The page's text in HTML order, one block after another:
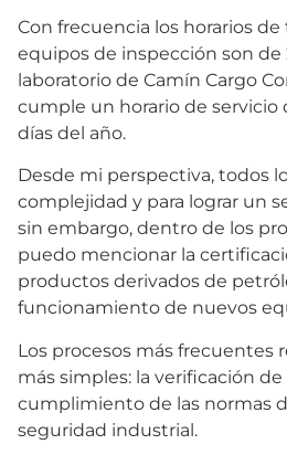
Con frecuencia los horarios de
equipos de inspección son de
laboratorio de Camín Cargo
cumple un horario de servicio
días del año.
Desde mi perspectiva, todos
complejidad y para lograr un
sin embargo, dentro de los
puedo mencionar la
productos derivados de
funcionamiento de nuevos
Los procesos más frecuentes
más simples: la verificación
cumplimiento de las normas
seguridad industrial.